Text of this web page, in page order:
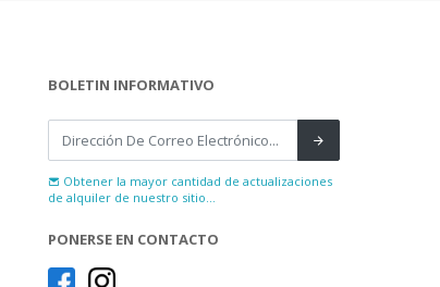
BOLETIN INFORMATIVO
Obtener la mayor cantidad de actualizaciones
de alquiler de nuestro sitio...
PONERSE EN CONTACTO